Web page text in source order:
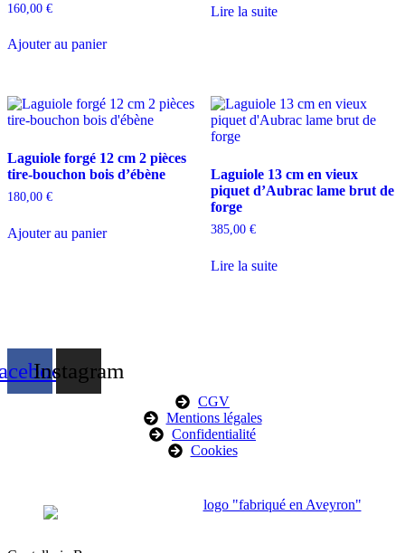
160,00 €
Ajouter au panier
Lire la suite
Laguiole forgé 12 cm 2 pièces
tire-bouchon bois d’ébène
180,00 €
Ajouter au panier
Laguiole 13 cm en vieux
piquet d’Aubrac lame brut de
forge
385,00 €
Lire la suite
Instagram
CGV
Mentions légales
Confidentialité
Cookies